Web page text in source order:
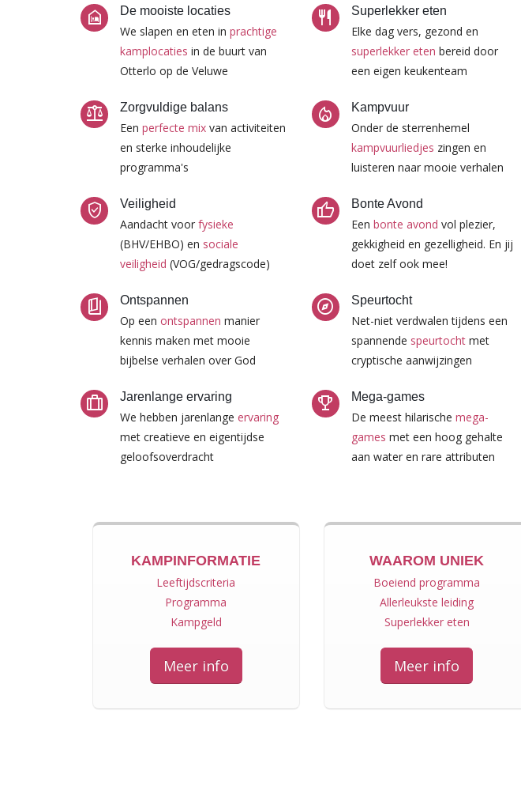
night_shelter De mooiste locaties
We slapen en eten in prachtige
kamplocaties in de buurt van
Otterlo op de Veluwe
balance Zorgvuldige balans
Een perfecte mix van activiteiten
en sterke inhoudelijke
programma's
verified_user Veiligheid
Aandacht voor fysieke
(BHV/EHBO) en sociale
veiligheid (VOG/gedragscode)
book_5 Ontspannen
Op een ontspannen manier
kennis maken met mooie
bijbelse verhalen over God
trip Jarenlange ervaring
We hebben jarenlange ervaring
met creatieve en eigentijdse
geloofsoverdracht
restaurant Superlekker eten
Elke dag vers, gezond en
superlekker eten bereid door
een eigen keukenteam
local_fire_department Kampvuur
Onder de sterrenhemel
kampvuurliedjes zingen en
luisteren naar mooie verhalen
thumb_up Bonte Avond
Een bonte avond vol plezier,
gekkigheid en gezelligheid. En jij
doet zelf ook mee!
explore Speurtocht
Net-niet verdwalen tijdens een
spannende speurtochtmet
cryptische aanwijzingen
trophy Mega-games
De meest hilarische mega-
games met een hoog gehalte
aan water en rare attributen
KAMPINFORMATIE
Leeftijdscriteria
Programma
Kampgeld
Meer info
WAAROM UNIEK
Boeiend programma
Allerleukste leiding
Superlekker eten
Meer info